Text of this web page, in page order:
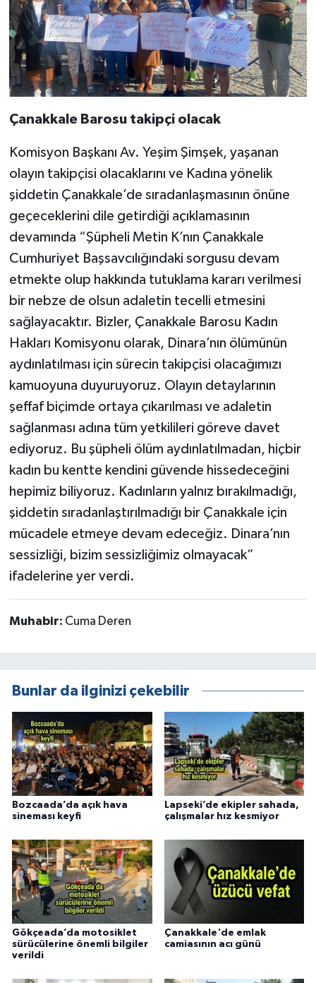
Çanakkale Barosu takipçi olacak
Komisyon Başkanı Av. Yeşim Şimşek, yaşanan
olayın takipçisi olacaklarını ve Kadına yönelik
şiddetin Çanakkale’de sıradanlaşmasının önüne
geçeceklerini dile getirdiği açıklamasının
devamında “Şüpheli Metin K’nın Çanakkale
Cumhuriyet Başsavcılığındaki sorgusu devam
etmekte olup hakkında tutuklama kararı verilmesi
bir nebze de olsun adaletin tecelli etmesini
sağlayacaktır. Bizler, Çanakkale Barosu Kadın
Hakları Komisyonu olarak, Dinara’nın ölümünün
aydınlatılması için sürecin takipçisi olacağımızı
kamuoyuna duyuruyoruz. Olayın detaylarının
şeffaf biçimde ortaya çıkarılması ve adaletin
sağlanması adına tüm yetkilileri göreve davet
ediyoruz. Bu şüpheli ölüm aydınlatılmadan, hiçbir
kadın bu kentte kendini güvende hissedeceğini
hepimiz biliyoruz. Kadınların yalnız bırakılmadığı,
şiddetin sıradanlaştırılmadığı bir Çanakkale için
mücadele etmeye devam edeceğiz. Dinara’nın
sessizliği, bizim sessizliğimiz olmayacak”
ifadelerine yer verdi.
Muhabir: Cuma Deren
Bunlar da ilginizi çekebilir
Bozcaada’da açık hava
sineması keyfi
Lapseki’de ekipler sahada,
çalışmalar hız kesmiyor
Gökçeada’da motosiklet
sürücülerine önemli bilgiler
verildi
Çanakkale'de emlak
camiasının acı günü